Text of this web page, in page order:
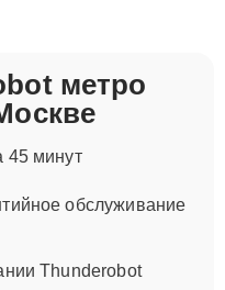
метро
45 минут
обслуживание
Thunderobot